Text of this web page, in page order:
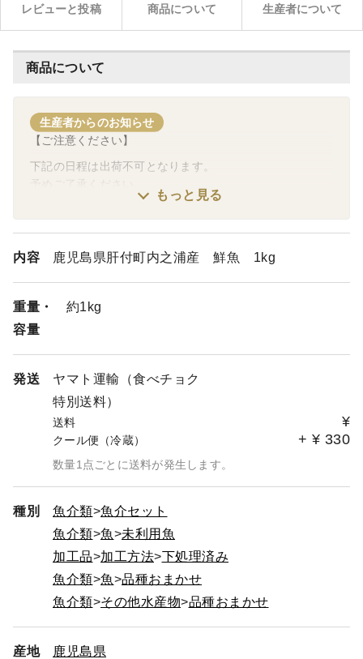
レビューと投稿 商品について 生産者について
商品について
生産者からのお知らせ
【ご注意ください】
下記の日程は出荷不可となります。
予めご了承ください。
【ギフト対応について】
追加料金なしで内熨斗を付けることが可能です。
メッセージ機能などで以下をお知らせください。
①表書き（御祝など）
②贈り主（氏名など）
③短いメッセージ文（誕生日おめでとうなど）
【生食について】
生食の場合は水揚げ日（=発送日）から５日以内を目処に
お召し上がりください。
もっと見る
内容 鹿児島県肝付町内之浦産 鮮魚 1kg
重量・
容量
約1kg
発送
ヤマト運輸（食べチョク
特別送料）
送料 ¥
クール便（冷蔵） + ¥ 330
数量1点ごとに送料が発生します。
種別 魚介類 魚介セット
魚介類 魚
未利用魚
加工品
加工方法 下処理済み
魚介類 魚
品種おまかせ
魚介類
その他水産物 品種おまかせ
産地 鹿児島県